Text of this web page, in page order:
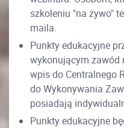
szkoleniu "na żywo"
maila.
Punkty edukacyjne
wykonującym zawód
wpis do Centralnego
do Wykonywania
posiadają
Punkty edukacyjne